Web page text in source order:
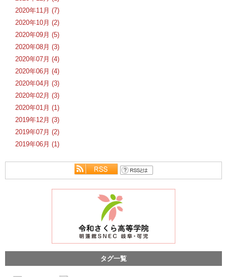
2020年11月 (7)
2020年10月 (2)
2020年09月 (5)
2020年08月 (3)
2020年07月 (4)
2020年06月 (4)
2020年04月 (3)
2020年02月 (3)
2020年01月 (1)
2019年12月 (3)
2019年07月 (2)
2019年06月 (1)
タグ一覧